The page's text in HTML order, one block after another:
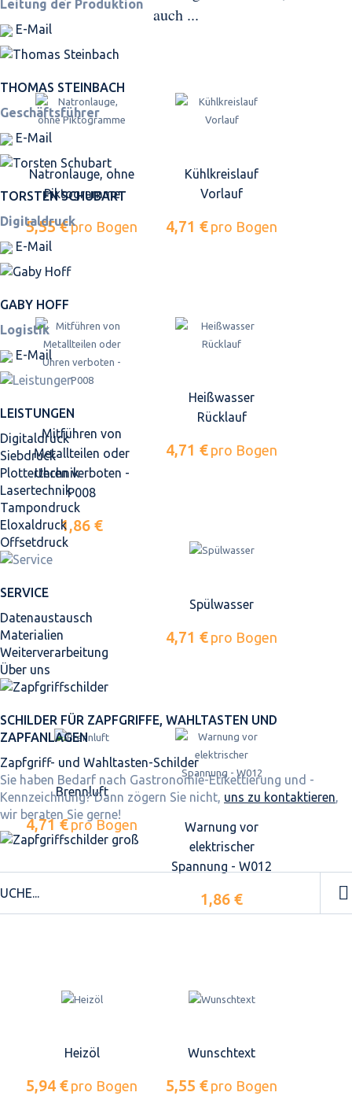
Leitung der Produktion
E-Mail
THOMAS STEINBACH
Geschäftsführer
E-Mail
TORSTEN SCHUBART
Digitaldruck
E-Mail
GABY HOFF
Logistik
E-Mail
LEISTUNGEN
Digitaldruck
Siebdruck
Plottertechnik
Lasertechnik
Tampondruck
Eloxaldruck
Offsetdruck
SERVICE
Datenaustausch
Materialien
Weiterverarbeitung
Über uns
SCHILDER FÜR ZAPFGRIFFE, WAHLTASTEN UND
ZAPFANLAGEN
Zapfgriff- und Wahltasten-Schilder
Sie haben Bedarf nach Gastronomie-Etikettierung und -
Kennzeichnung? Dann zögern Sie nicht, uns zu kontaktieren,
wir beraten Sie gerne!
auch ...
Natronlauge, ohne
Piktogramme
5,55 €pro Bogen
Kühlkreislauf
Vorlauf
4,71 € pro Bogen
Mitführen von
Metallteilen oder
Uhren verboten -
P008
1,86 €
Heißwasser
Rücklauf
4,71 € pro Bogen
Spülwasser
4,71 € pro Bogen
Brennluft
4,71 €pro Bogen
Warnung vor
elektrischer
Spannung - W012
1,86 €
Heizöl
5,94 € pro Bogen
Wunschtext
5,55 € pro Bogen